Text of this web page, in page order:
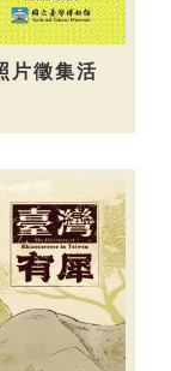
片徵集活